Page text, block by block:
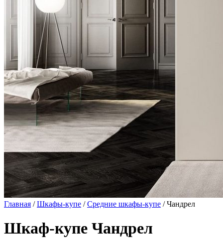
Главная /Шкафы-купе /Средние шкафы-купе / Чандрел
Шкаф-купе Чандрел